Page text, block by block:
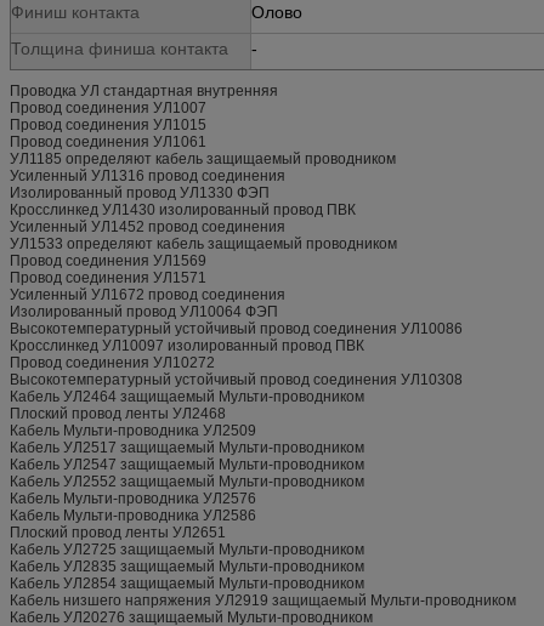
Финиш контакта
Олово
Толщина финиша контакта
-
Проводка УЛ стандартная внутренняя
Провод соединения УЛ1007
Провод соединения УЛ1015
Провод соединения УЛ1061
УЛ1185 определяют кабель защищаемый проводником
Усиленный УЛ1316 провод соединения
Изолированный провод УЛ1330 ФЭП
Кросслинкед УЛ1430 изолированный провод ПВК
Усиленный УЛ1452 провод соединения
УЛ1533 определяют кабель защищаемый проводником
Провод соединения УЛ1569
Провод соединения УЛ1571
Усиленный УЛ1672 провод соединения
Изолированный провод УЛ10064 ФЭП
Высокотемпературный устойчивый провод соединения УЛ10086
Кросслинкед УЛ10097 изолированный провод ПВК
Провод соединения УЛ10272
Высокотемпературный устойчивый провод соединения УЛ10308
Кабель УЛ2464 защищаемый Мульти-проводником
Плоский провод ленты УЛ2468
Кабель Мульти-проводника УЛ2509
Кабель УЛ2517 защищаемый Мульти-проводником
Кабель УЛ2547 защищаемый Мульти-проводником
Кабель УЛ2552 защищаемый Мульти-проводником
Кабель Мульти-проводника УЛ2576
Кабель Мульти-проводника УЛ2586
Плоский провод ленты УЛ2651
Кабель УЛ2725 защищаемый Мульти-проводником
Кабель УЛ2835 защищаемый Мульти-проводником
Кабель УЛ2854 защищаемый Мульти-проводником
Кабель низшего напряжения УЛ2919 защищаемый Мульти-проводником
Кабель УЛ20276 защищаемый Мульти-проводником